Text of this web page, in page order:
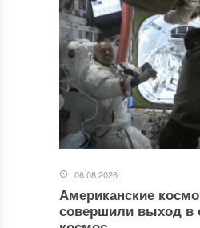
06.08.2026
Американские
совершили выход в